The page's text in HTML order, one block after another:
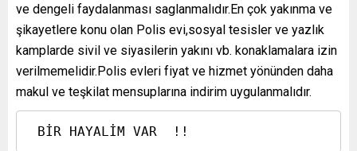
ve dengeli faydalanması saglanmalıdır.En çok yakınma ve
şikayetlere konu olan Polis evi,sosyal tesisler ve yazlık
kamplarde sivil ve siyasilerin yakını vb. konaklamalara izin
verilmemelidir.Polis evleri fiyat ve hizmet yönünden daha
makul ve teşkilat mensuplarına indirim uygulanmalıdır.
BİR HAYALİM VAR  !!